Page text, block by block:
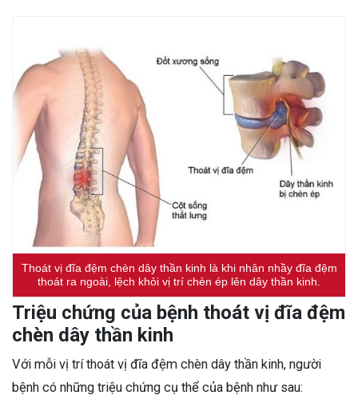
Thoát vị đĩa đệm chèn dây thần kinh là khi nhân nhầy đĩa đệm
thoát ra ngoài, lệch khỏi vị trí chèn ép lên dây thần kinh.
Triệu chứng của bệnh thoát vị đĩa đệm
chèn dây thần kinh
Với mỗi vị trí thoát vị đĩa đệm chèn dây thần kinh, người
bệnh có những triệu chứng cụ thể của bệnh như sau: